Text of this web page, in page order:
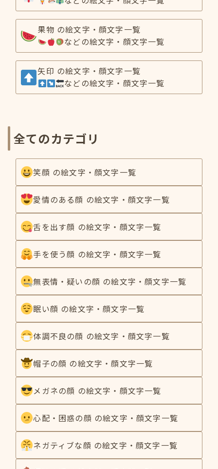
果物 の絵文字・顔文字一覧
などの絵文字・顔文字一覧
矢印 の絵文字・顔文字一覧
などの絵文字・顔文字一覧
全てのカテゴリ
笑顔 の絵文字・顔文字一覧
愛情のある顔 の絵文字・顔文字一覧
舌を出す顔 の絵文字・顔文字一覧
手を使う顔 の絵文字・顔文字一覧
無表情・疑いの顔 の絵文字・顔文字一覧
眠い顔 の絵文字・顔文字一覧
体調不良の顔 の絵文字・顔文字一覧
帽子の顔 の絵文字・顔文字一覧
メガネの顔 の絵文字・顔文字一覧
心配・困惑の顔 の絵文字・顔文字一覧
ネガティブな顔 の絵文字・顔文字一覧